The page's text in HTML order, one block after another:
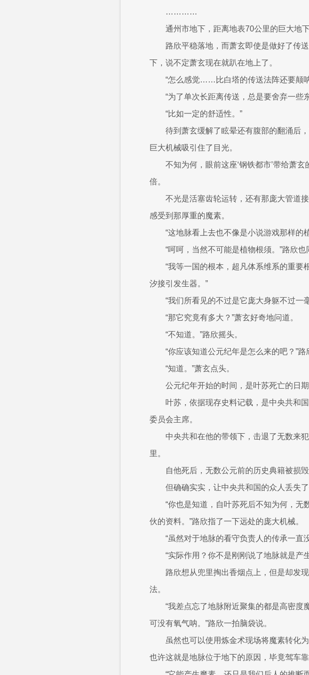
…………
通州市地下，距离地表70公里的巨大地下
路欣平稳落地，而萧玄即使是做好了传
下，说不定萧玄现在就趴在地上了。
“怎么感觉……比白塔的传送法阵还要颠
“为了单次长距离传送，总是要舍弃一些
“比如一定的舒适性。”
待到萧玄缓解了眩晕还有腹部的翻涌后
巨大机械吸引住了目光。
不知为何，眼前这座‘钢铁都市’带给萧
倍。
不光是活塞齿轮运转，还有那庞大管道
感受到那厚重的魔素。
“这地脉看上去也不像是小说游戏那样的
“呵呵，当然不可能是植物根须。”路欣也
“我等一国的根本，超凡体系维系的重
汐接引发生器。”
“我们所看见的不过是它庞大身躯不过一
“那它究竟有多大？”萧玄好奇地问道。
“不知道。”路欣摇头。
“你应该知道公元纪年是怎么来的吧？”路
“知道。”萧玄点头。
公元纪年开始的时间，是叶苏死亡的日期
叶苏，依据现存史料记载，是中央共和
委员会主席。
中央共和在他的带领下，击退了无数来
里。
自他死后，无数公元前的历史典籍被损
但确确实实，让中央共和国的众人丢失了
“你也是知道，自叶苏死后不知为何，
伙的资料。”路欣指了一下远处的庞大机械。
“虽然对于地脉的看守负责人的传承一直
“实际作用？你不是刚刚说了地脉就是产
路欣想从兜里掏出香烟点上，但是却发
法。
“我差点忘了地脉附近聚集的都是高密度
可没有氧气呐。”路欣一拍脑袋说。
虽然也可以使用炼金术现场将魔素转化
也许这就是地脉位于地下的原因，毕竟驾车